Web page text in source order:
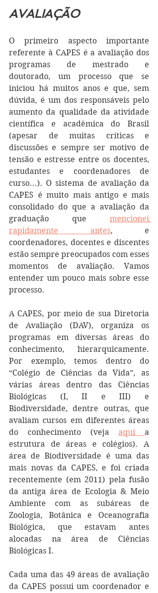
AVALIAÇÃO
O primeiro aspecto importante
referente à CAPES é a avaliação dos
programas de mestrado e
doutorado, um processo que se
iniciou há muitos anos e que, sem
dúvida, é um dos responsáveis pelo
aumento da qualidade da atividade
científica e acadêmica do Brasil
(apesar de muitas críticas e
discussões e sempre ser motivo de
tensão e estresse entre os docentes,
estudantes e coordenadores de
curso...). O sistema de avaliação da
CAPES é muito mais antigo e mais
consolidado do que a avaliação da
graduação que mencionei
rapidamente antes, e
coordenadores, docentes e discentes
estão sempre preocupados com esses
momentos de avaliação. Vamos
entender um pouco mais sobre esse
processo.
A CAPES, por meio de sua Diretoria
de Avaliação (DAV), organiza os
programas em diversas áreas do
conhecimento, hierarquicamente.
Por exemplo, temos dentro do
“Colégio de Ciências da Vida”, as
várias áreas dentro das Ciências
Biológicas (I, II e III) e
Biodiversidade, dentre outras, que
avaliam cursos em diferentes áreas
do conhecimento (veja aqui a
estrutura de áreas e colégios). A
área de Biodiversidade é uma das
mais novas da CAPES, e foi criada
recentemente (em 2011) pela fusão
da antiga área de Ecologia & Meio
Ambiente com as subáreas de
Zoologia, Botânica e Oceanografia
Biológica, que estavam antes
alocadas na área de Ciências
Biológicas I.
Cada uma das 49 áreas de avaliação
da CAPES possui um coordenador e